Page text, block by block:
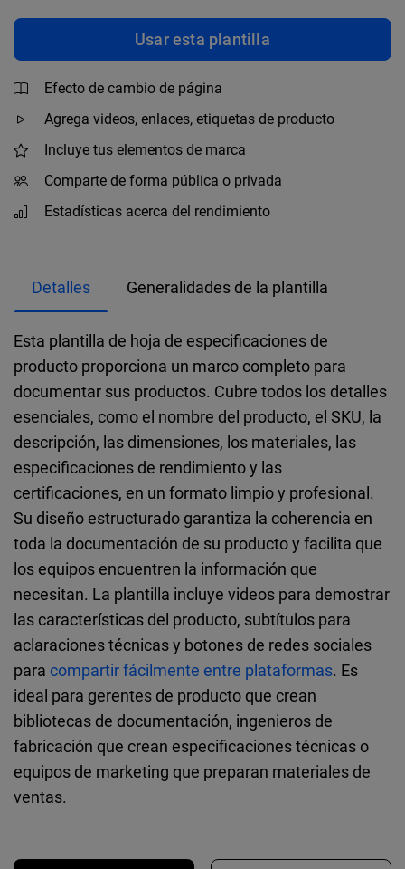
Usar esta plantilla
Efecto de cambio de página
Agrega videos, enlaces, etiquetas de producto
Incluye tus elementos de marca
Comparte de forma pública o privada
Estadísticas acerca del rendimiento
Detalles Generalidades de la plantilla
Esta plantilla de hoja de especificaciones de
producto proporciona un marco completo para
documentar sus productos. Cubre todos los detalles
esenciales, como el nombre del producto, el SKU, la
descripción, las dimensiones, los materiales, las
especificaciones de rendimiento y las
certificaciones, en un formato limpio y profesional.
Su diseño estructurado garantiza la coherencia en
toda la documentación de su producto y facilita que
los equipos encuentren la información que
necesitan. La plantilla incluye videos para demostrar
las características del producto, subtítulos para
aclaraciones técnicas y botones de redes sociales
para compartir fácilmente entre plataformas. Es
ideal para gerentes de producto que crean
bibliotecas de documentación, ingenieros de
fabricación que crean especificaciones técnicas o
equipos de marketing que preparan materiales de
ventas.